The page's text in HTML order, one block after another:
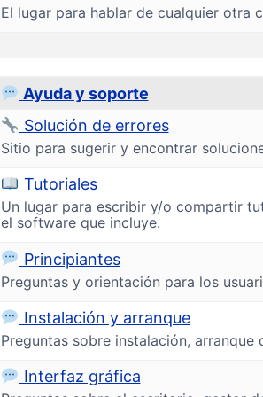
El lugar para hablar de cualquier otra
Ayuda y soporte
Solución de errores
Sitio para sugerir y encontrar
Tutoriales
Un lugar para escribir y/o compartir
el software que incluye.
Principiantes
Preguntas y orientación para los
Instalación y arranque
Preguntas sobre instalación, arranque
Interfaz gráfica